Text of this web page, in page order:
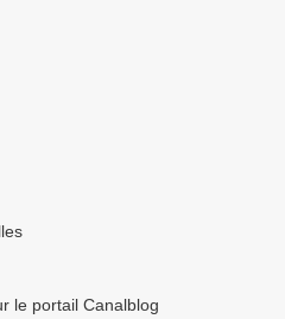
le portail Canalblog